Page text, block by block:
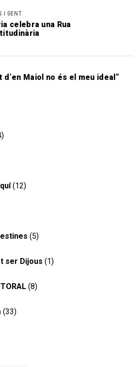
I GENT
celebra una Rua
Maiol no és el meu ideal”
(12)
(5)
ser Dijous (1)
(8)
(33)